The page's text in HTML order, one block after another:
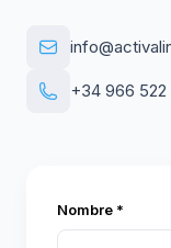
+34 966 522
Nombre *